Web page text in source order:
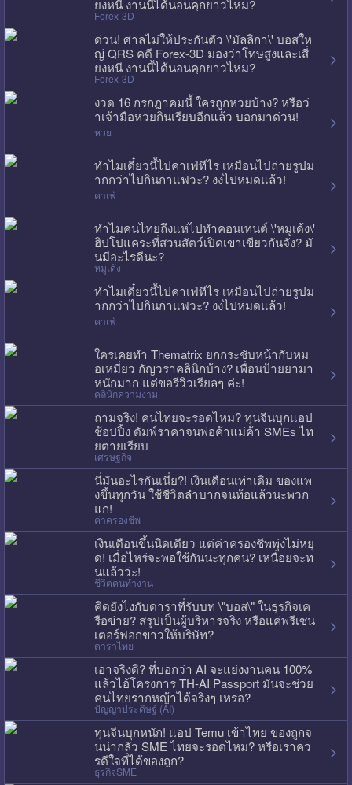
ยงหนี งานนี้ได้นอนคุกยาวไหม?
Forex-3D
ด่วน! ศาลไม่ให้ประกันตัว \'มัลลิกา\' บอสให
ญ่ QRS คดี Forex-3D มองว่าโทษสูงและเสี่
ยงหนี งานนี้ได้นอนคุกยาวไหม?
Forex-3D
งวด 16 กรกฎาคมนี้ ใครถูกหวยบ้าง? หรือว่
าเจ้ามือหวยกินเรียบอีกแล้ว บอกมาด่วน!
หวย
ทำไมเดี๋ยวนี้ไปคาเฟ่ทีไร เหมือนไปถ่ายรูปม
ากกว่าไปกินกาแฟวะ? งงไปหมดแล้ว!
คาเฟ่
ทำไมคนไทยถึงแห่ไปทำคอนเทนต์ \'หมูเด้ง\'
ฮิปโปแคระที่สวนสัตว์เปิดเขาเขียวกันจัง? มั
นมีอะไรดีนะ?
หมูเด้ง
ทำไมเดี๋ยวนี้ไปคาเฟ่ทีไร เหมือนไปถ่ายรูปม
ากกว่าไปกินกาแฟวะ? งงไปหมดแล้ว!
คาเฟ่
ใครเคยทำ Thematrix ยกกระชับหน้ากับหม
อเหมี่ยว กัญวราคลินิกบ้าง? เพื่อนป้ายยามา
หนักมาก แต่ขอรีวิวเรียลๆ ค่ะ!
คลินิกความงาม
ถามจริง! คนไทยจะรอดไหม? ทุนจีนบุกแอป
ช้อปปิ้ง ดัมพ์ราคาจนพ่อค้าแม่ค้า SMEs ไท
ยตายเรียบ
เศรษฐกิจ
นี่มันอะไรกันเนี่ย?! เงินเดือนเท่าเดิม ของแพ
งขึ้นทุกวัน ใช้ชีวิตลำบากจนท้อแล้วนะพวก
แก!
ค่าครองชีพ
เงินเดือนขึ้นนิดเดียว แต่ค่าครองชีพพุ่งไม่หยุ
ด! เมื่อไหร่จะพอใช้กันนะทุกคน? เหนื่อยจะท
นแล้วว่ะ!
ชีวิตคนทำงาน
คิดยังไงกับดาราที่รับบท \"บอส\" ในธุรกิจเค
รือข่าย? สรุปเป็นผู้บริหารจริง หรือแค่พรีเซน
เตอร์ฟอกขาวให้บริษัท?
ดาราไทย
เอาจริงดิ? ที่บอกว่า AI จะแย่งงานคน 100%
แล้วไอ้โครงการ TH-AI Passport มันจะช่วย
คนไทยรากหญ้าได้จริงๆ เหรอ?
ปัญญาประดิษฐ์ (AI)
ทุนจีนบุกหนัก! แอป Temu เข้าไทย ของถูกจ
นน่ากลัว SME ไทยจะรอดไหม? หรือเราคว
รดีใจที่ได้ของถูก?
ธุรกิจSME